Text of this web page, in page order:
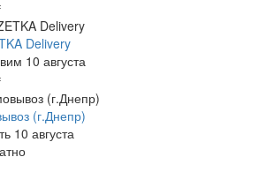
Delivery
10 августа
(г.Днепр)
10 августа